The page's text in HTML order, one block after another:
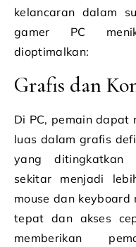
kelancaran dalam
gamer PC
dioptimalkan:
Grafis dan
Di PC, pemain dapat
luas dalam grafis
yang ditingkatkan
sekitar menjadi
mouse dan
tepat dan akses
memberikan